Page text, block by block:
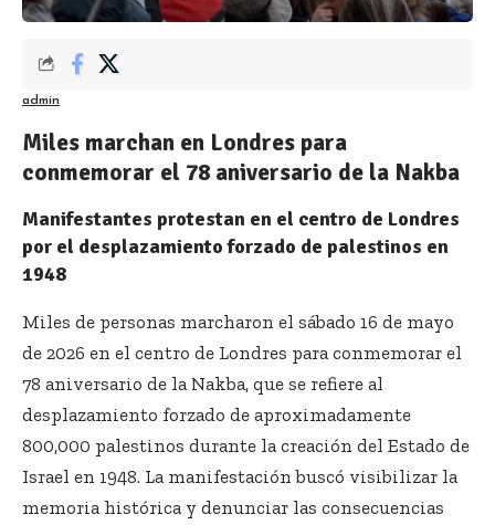
admin
Miles marchan en Londres para
conmemorar el 78 aniversario de la Nakba
Manifestantes protestan en el centro de Londres
por el desplazamiento forzado de palestinos en
1948
Miles de personas marcharon el sábado 16 de mayo
de 2026 en el centro de Londres para conmemorar el
78 aniversario de la Nakba, que se refiere al
desplazamiento forzado de aproximadamente
800,000 palestinos durante la creación del Estado de
Israel en 1948. La manifestación buscó visibilizar la
memoria histórica y denunciar las consecuencias